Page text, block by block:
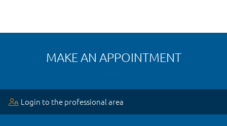
MAKE AN APPOINTMENT
Login to the professional area